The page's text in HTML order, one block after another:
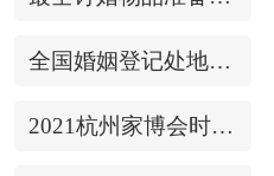
全国婚姻登记处地址/上下时间
2021杭州家博会时间表